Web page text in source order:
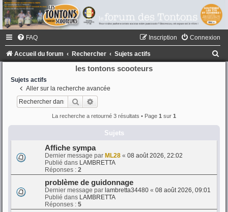
FAQ Connexion
Inscription
Accueil du forum Rechercher Sujets actifs
les tontons scooteurs
Sujets actifs
Aller sur la recherche avancée
Rechercher
La recherche a retourné 3 résultats • Page 1 sur 1
Sujets
Affiche sympa
Dernier message par ML28 « 08 août 2026, 22:02
Publié dans LAMBRETTA
Réponses : 2
problème de guidonnage
Dernier message par lambretta34480 « 08 août 2026, 09:01
Publié dans LAMBRETTA
Réponses : 5